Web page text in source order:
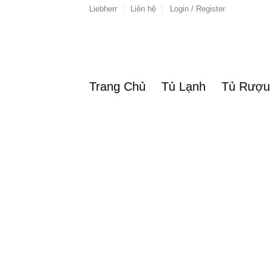
Liebherr Liên hệ Login / Register
Trang Chủ Tủ Lạnh Tủ Rượu